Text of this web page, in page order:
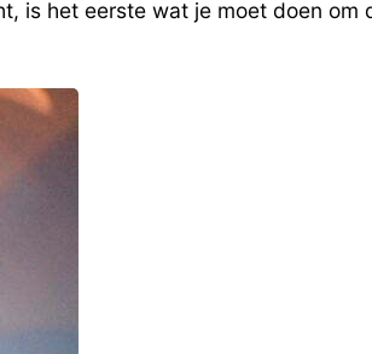
het eerste wat je moet doen